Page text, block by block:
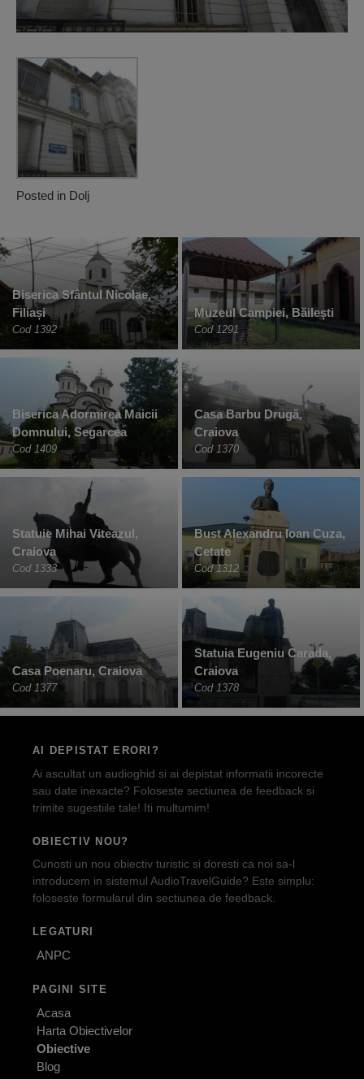
Posted in Dolj
Biserica Sfântul Nicolae,
Filiași
Cod 1392
Muzeul Campiei, Băilești
Cod 1291
Biserica Adormirea Maicii
Domnului, Segarcea
Cod 1409
Casa Barbu Drugă,
Craiova
Cod 1370
Statuie Mihai Viteazul,
Craiova
Cod 1333
Bust Alexandru Ioan Cuza,
Cetate
Cod 1312
Casa Poenaru, Craiova
Cod 1377
Statuia Eugeniu Carada,
Craiova
Cod 1378
AI DEPISTAT ERORI?
Ai ascultat un audioghid si ai depistat informatii incorecte
sau date inexacte? Foloseste sectiunea de feedback si
trimite sugestiile tale! Iti multumim!
OBIECTIV NOU?
Cunosti un nou obiectiv turistic si doresti ca noi sa-l
introducem in sistemul AudioTravelGuide? Este simplu:
foloseste formularul din sectiunea de feedback.
LEGATURI
ANPC
PAGINI SITE
Acasa
Harta Obiectivelor
Obiective
Blog